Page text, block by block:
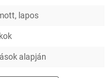
lapos
alapján